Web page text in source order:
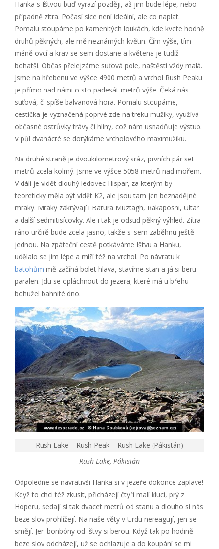
Hanka s Ištvou buď vyrazí později, až jim bude lépe, nebo
případně zítra. Počasí sice není ideální, ale co naplat.
Pomalu stoupáme po kamenitých loukách, kde kvete hodně
druhů pěkných, ale mě neznámých květin. Čím výše, tím
méně ovcí a krav se sem dostane a květena je tudíž
bohatší. Občas přelejzáme suťová pole, naštěstí vždy malá.
Jsme na hřebenu ve výšce 4900 metrů a vrchol Rush Peaku
je přímo nad námi o sto padesát metrů výše. Čeká nás
suťová, či spíše balvanová hora. Pomalu stoupáme,
cestička je vyznačená poprvé zde na treku mužiky, využívá
občasné ostrůvky trávy či hlíny, což nám usnadňuje výstup.
V půl dvanácté se dotýkáme vrcholového maximužíku.
Na druhé straně je dvoukilometrový sráz, prvních pár set
metrů zcela kolmý. Jsme ve výšce 5058 metrů nad mořem.
V dáli je vidět dlouhý ledovec Hispar, za kterým by
teoreticky měla být vidět K2, ale jsou tam jen beznadějné
mraky. Mraky zakrývají i Batura Muztagh, Rakaposhi, Ultar
a další sedmitisícovky. Ale i tak je odsud pěkný výhled. Zítra
ráno určirě bude zcela jasno, takže si sem zaběhnu ještě
jednou. Na zpáteční cestě potkáváme Ištvu a Hanku,
udělalo se jim lépe a míří též na vrchol. Po návratu k
batohům mě začíná bolet hlava, stavíme stan a já si beru
paralen. Jdu se opláchnout do jezera, které má u břehu
bohužel bahnité dno.
Rush Lake – Rush Peak – Rush Lake (Pákistán)
Rush Lake, Pákistán
Odpoledne se navrátivší Hanka si v jezeře dokonce zaplave!
Když to chci též zkusit, přicházejí čtyři malí kluci, prý z
Hoperu, sedají si tak dvacet metrů od stanu a dlouho si nás
beze slov prohlížejí. Na naše věty v Urdu nereagují, jen se
smějí. Jen bonbóny od Ištvy si berou. Když tak po hodině
beze slov odcházejí, už se ochlazuje a do koupání se mi